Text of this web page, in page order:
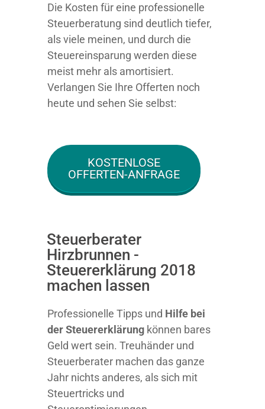
Die Kosten für eine professionelle
Steuerberatung sind deutlich tiefer,
als viele meinen, und durch die
Steuereinsparung werden diese
meist mehr als amortisiert.
Verlangen Sie Ihre Offerten noch
heute und sehen Sie selbst:
KOSTENLOSE
OFFERTEN-ANFRAGE
Steuerberater
Hirzbrunnen -
Steuererklärung 2018
machen lassen
Professionelle Tipps und Hilfe bei
der Steuererklärung können bares
Geld wert sein. Treuhänder und
Steuerberater machen das ganze
Jahr nichts anderes, als sich mit
Steuertricks und